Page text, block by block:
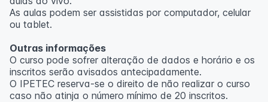
As aulas podem ser assistidas por computador, celular
ou tablet.
Outras informações
O curso pode sofrer alteração de dados e horário e os
inscritos serão avisados ​​antecipadamente.
O IPETEC reserva-se o direito de não realizar o curso
caso não atinja o número mínimo de 20 inscritos.